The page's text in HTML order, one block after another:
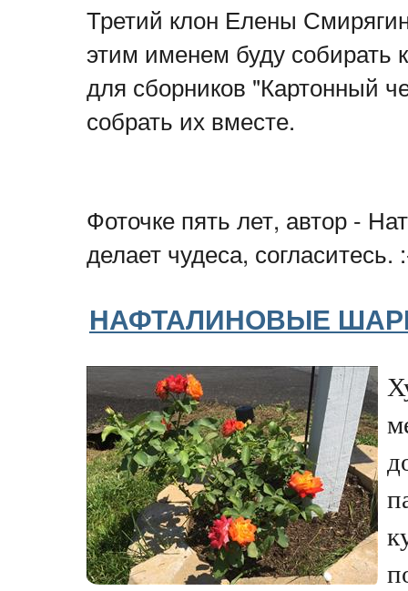
Третий клон Елены
этим именем буду собирать
для сборников "Картонный
собрать их вместе.
Фоточке пять лет, автор -
делает чудеса, согласитесь.
НАФТАЛИНОВЫЕ